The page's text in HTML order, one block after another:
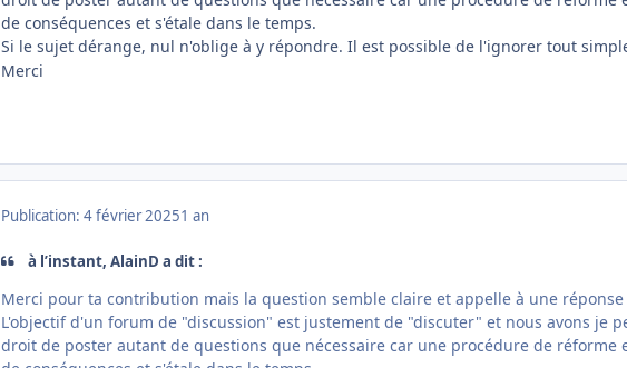
de conséquences et s'étale dans le temps.
Si le sujet dérange, nul n'oblige à y répondre. Il est possible de l'ignorer tout
Merci
Publication: 4 février 20251 an
à l’instant, AlainD a dit :
Merci pour ta contribution mais la question semble claire et appelle à une réponse
L'objectif d'un forum de "discussion" est justement de "discuter" et nous avons je
droit de poster autant de questions que nécessaire car une procédure de réforme